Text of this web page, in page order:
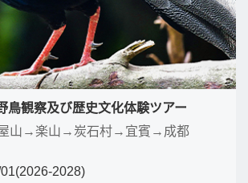
鳥観察及び歴史文化体験ツアー
山→楽山→炭石村→宜賓→成都
2028)